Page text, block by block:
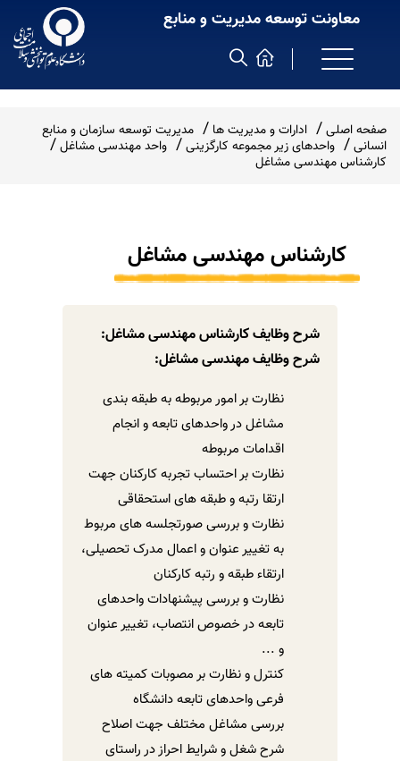
معاونت توسعه مدیریت و منابع
صفحه اصلی ادارات و مدیریت ها
مدیریت توسعه سازمان و منابع
انسانی
واحدهای زیر مجموعه کارگزینی
واحد مهندسی مشاغل
کارشناس مهندسی مشاغل
کارشناس مهندسی مشاغل
شرح وظایف کارشناس مهندسی مشاغل:
شرح وظایف مهندسی مشاغل:
نظارت بر امور مربوطه به طبقه بندی
مشاغل در واحدهای تابعه و انجام
اقدامات مربوطه
نظارت بر احتساب تجربه کارکنان جهت
ارتقا رتبه و طبقه های استحقاقی
نظارت و بررسی صورتجلسه های مربوط
به تغییر عنوان و اعمال مدرک تحصیلی،
ارتقاء طبقه و رتبه کارکنان
نظارت و بررسی پیشنهادات واحدهای
تابعه در خصوص انتصاب، تغییر عنوان
و ...
کنترل و نظارت بر مصوبات کمیته های
فرعی واحدهای تابعه دانشگاه
بررسی مشاغل مختلف جهت اصلاح
شرح شغل و شرایط احراز در راستای